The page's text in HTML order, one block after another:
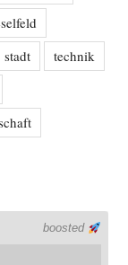
stadt
technik
boosted